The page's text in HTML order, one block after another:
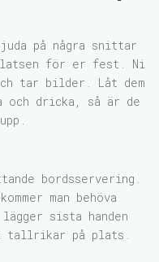
på några snittar
för er fest. Ni
tar bilder. Låt dem
och dricka, så är de
bordsservering.
man behöva
sista handen
tallrikar på plats.